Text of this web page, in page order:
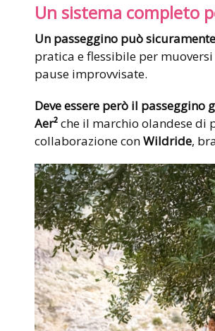
Un sistema completo
Un passeggino può
pratica e flessibile per
pause improvvisate.
Deve essere però il passeggino
Aer²che il marchio olandese di
collaborazione conWildride,